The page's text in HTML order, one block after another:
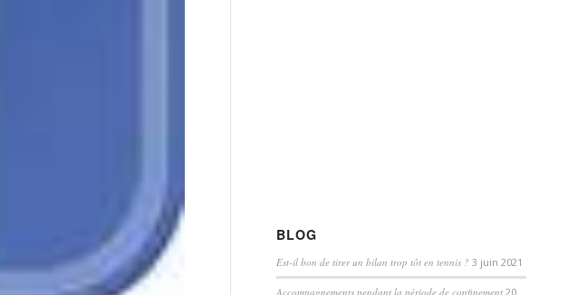
BLOG
Est-il bon de tirer un bilan trop tôt en tennis ? 3 juin 2021
Accompagnements pendant la période de confinement 20